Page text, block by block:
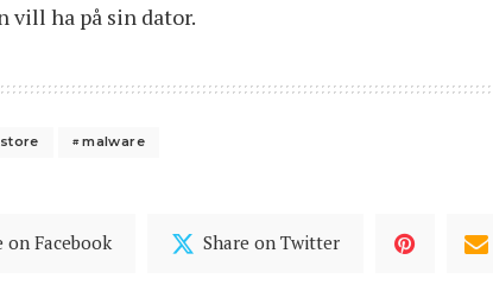
vill ha på sin dator.
malware
on Facebook Share on Twitter